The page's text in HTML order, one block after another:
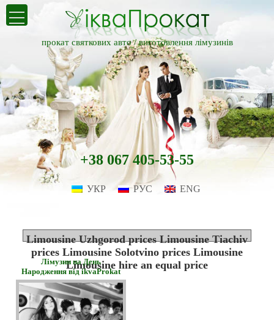
прокат святкових авто /виготовлення лімузинів
+38 067 405-53-55
УКР РУС ENG
Limousine Uzhgorod prices Limousine Tiachiv
prices Limousine Solotvino prices Limousine
Limousine hire an equal price
Лімузин на День
Народження від ikvaProkat